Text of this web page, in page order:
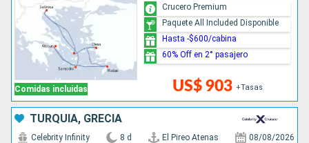
Comidas incluidas US$ 903 +Tasas
Crucero Premium
Paquete All Included Disponible
Hasta -$600/cabina
60% Off en 2° pasajero
TURQUÍA, GRECIA
Celebrity Infinity 8 d El Pireo Atenas 08/08/2026